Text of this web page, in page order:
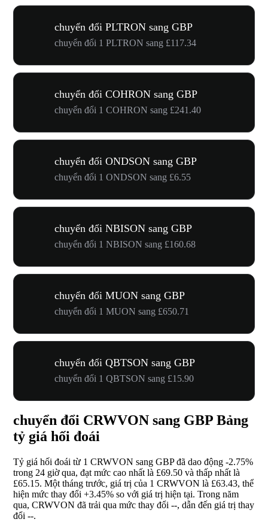
chuyển đổi PLTRON sang GBP
chuyển đổi 1 PLTRON sang £117.34
chuyển đổi COHRON sang GBP
chuyển đổi 1 COHRON sang £241.40
chuyển đổi ONDSON sang GBP
chuyển đổi 1 ONDSON sang £6.55
chuyển đổi NBISON sang GBP
chuyển đổi 1 NBISON sang £160.68
chuyển đổi MUON sang GBP
chuyển đổi 1 MUON sang £650.71
chuyển đổi QBTSON sang GBP
chuyển đổi 1 QBTSON sang £15.90
chuyển đổi CRWVON sang GBP Bảng
tỷ giá hối đoái
Tỷ giá hối đoái từ 1 CRWVON sang GBP đã dao động -2.75%
trong 24 giờ qua, đạt mức cao nhất là £69.50 và thấp nhất là
£65.15. Một tháng trước, giá trị của 1 CRWVON là £63.43, thể
hiện mức thay đổi +3.45% so với giá trị hiện tại. Trong năm
qua, CRWVON đã trải qua mức thay đổi --, dẫn đến giá trị thay
đổi --.